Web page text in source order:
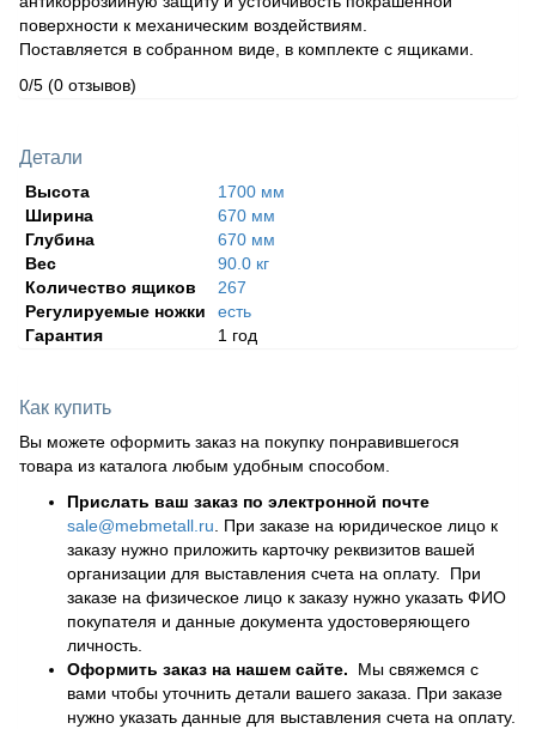
поверхности к механическим воздействиям.
Поставляется в собранном виде, в комплекте с ящиками.
0/5 (0 отзывов)
Детали
Высота
1700 мм
Ширина
670 мм
Глубина
670 мм
Вес
90.0 кг
Количество ящиков
267
Регулируемые ножки
есть
Гарантия
1 год
Как купить
Вы можете оформить заказ на покупку понравившегося
товара из каталога любым удобным способом.
Прислать ваш заказ по электронной почте
sale@mebmetall.ru . При заказе на юридическое лицо к
заказу нужно приложить карточку реквизитов вашей
организации для выставления счета на оплату. При
заказе на физическое лицо к заказу нужно указать ФИО
покупателя и данные документа удостоверяющего
личность.
Оформить заказ на нашем сайте. Мы свяжемся с
вами чтобы уточнить детали вашего заказа. При заказе
нужно указать данные для выставления счета на оплату.